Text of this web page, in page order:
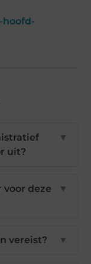
hoofd-
uit?
▼
voor deze
▼
vereist? ▼